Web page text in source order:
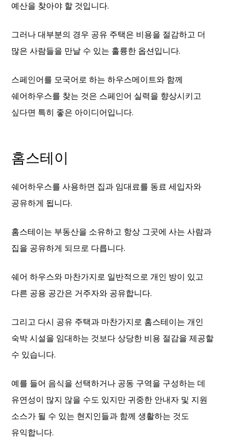
예산을 찾아야 할 것입니다.
그러나 대부분의 경우 공유 주택은 비용을 절감하고 더
많은 사람들을 만날 수 있는 훌륭한 옵션입니다.
스페인어를 모국어로 하는 하우스메이트와 함께
쉐어하우스를 찾는 것은 스페인어 실력을 향상시키고
싶다면 특히 좋은 아이디어입니다.
홈스테이
쉐어하우스를 사용하면 집과 임대료를 동료 세입자와
공유하게 됩니다.
홈스테이는 부동산을 소유하고 항상 그곳에 사는 사람과
집을 공유하게 되므로 다릅니다.
쉐어 하우스와 마찬가지로 일반적으로 개인 방이 있고
다른 공용 공간은 거주자와 공유합니다.
그리고 다시 공유 주택과 마찬가지로 홈스테이는 개인
숙박 시설을 임대하는 것보다 상당한 비용 절감을 제공할
수 있습니다.
예를 들어 음식을 선택하거나 공동 구역을 구성하는 데
유연성이 많지 않을 수도 있지만 귀중한 안내자 및 지원
소스가 될 수 있는 현지인들과 함께 생활하는 것도
유익합니다.